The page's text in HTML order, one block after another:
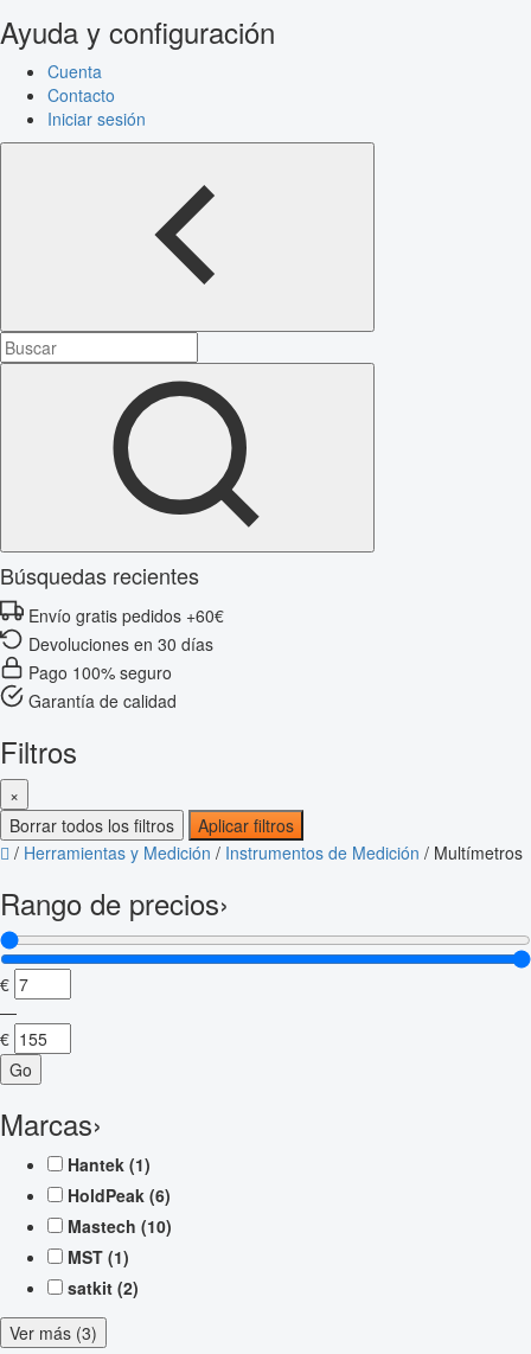
Ayuda y configuración
Cuenta
Contacto
Iniciar sesión
Búsquedas recientes
Envío gratis pedidos +60€
Devoluciones en 30 días
Pago 100% seguro
Garantía de calidad
Filtros
×
Borrar todos los filtros
Aplicar filtros
/ Herramientas y Medición / Instrumentos de Medición / Multímetros
Rango de precios›
€
—
€
Go
Marcas›
Hantek (1)
HoldPeak (6)
Mastech (10)
MST (1)
satkit (2)
Ver más (3)